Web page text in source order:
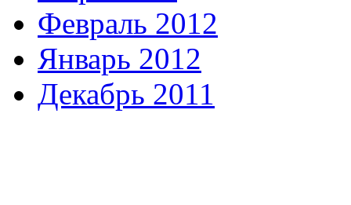
Февраль 2012
Январь 2012
Декабрь 2011